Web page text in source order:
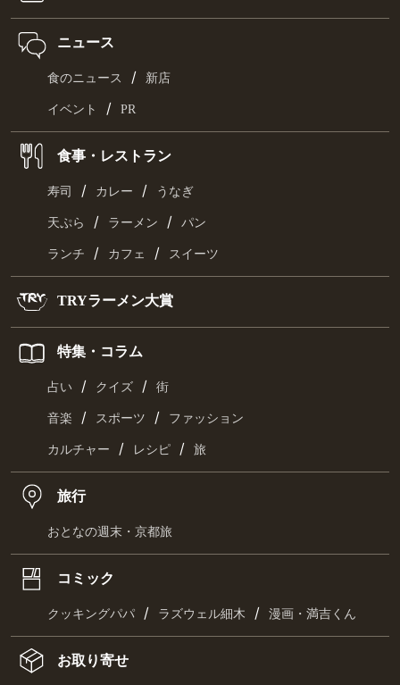
ニュース
食のニュース / 新店
イベント / PR
食事・レストラン
寿司 / カレー / うなぎ
天ぷら / ラーメン / パン
ランチ / カフェ / スイーツ
TRYラーメン大賞
特集・コラム
占い / クイズ / 街
音楽 / スポーツ / ファッション
カルチャー / レシピ / 旅
旅行
おとなの週末・京都旅
コミック
クッキングパパ / ラズウェル細木 / 漫画・満吉くん
お取り寄せ